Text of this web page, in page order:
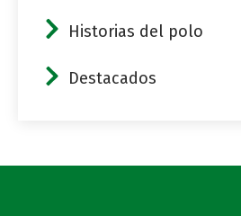
Historias del polo
Destacados